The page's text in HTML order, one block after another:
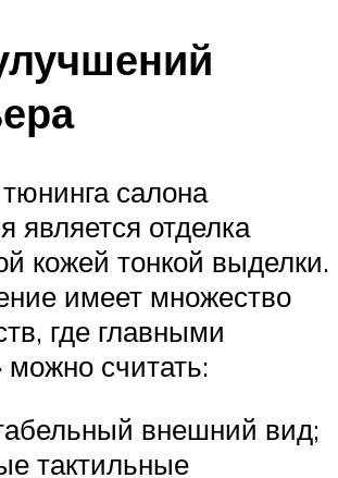
салона
является отделка
кожей тонкой выделки.
имеет множество
где главными
считать:
внешний вид;
тактильные